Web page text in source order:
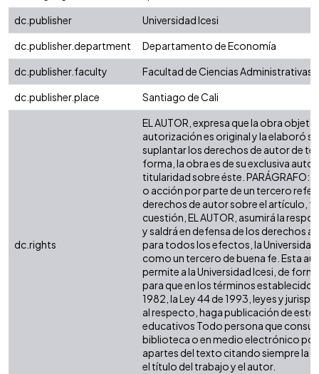
dc.publisher
Universidad Icesi
dc.publisher.department
Departamento de Economía
dc.publisher.faculty
Facultad de Ciencias Administrativas
dc.publisher.place
Santiago de Cali
dc.rights
EL AUTOR, expresa que la obra
autorización es original y la elaboró
suplantar los derechos de autor de
forma, la obra es de su exclusiva
titularidad sobre éste. PARÁGRAFO:
o acción por parte de un tercero
derechos de autor sobre el artículo,
cuestión, EL AUTOR, asumirá la
y saldrá en defensa de los derechos
para todos los efectos, la Universidad
como un tercero de buena fe. Esta
permite a la Universidad Icesi, de
para que en los términos establecidos
1982, la Ley 44 de 1993, leyes y
al respecto, haga publicación de este
educativos Todo persona que
biblioteca o en medio electrónico
apartes del texto citando siempre la
el título del trabajo y el autor.